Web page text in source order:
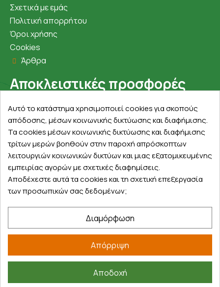
Σχετικά με εμάς
Πολιτική απορρήτου
Όροι χρήσης
Cookies
Άρθρα
Αποκλειστικές προσφορές
Εγγραφείτε με το email σας για να ενημερώνεστε
πρώτοι για προσφορές, διαγωνισμούς, εκπτωτικούς
κωδικούς και μοναδικά δώρα!
Βρείτε μας στα social
©2026farmakeioexpress.gr
Αυτό το κατάστημα χρησιμοποιεί cookies για σκοπούς
απόδοσης, μέσων κοινωνικής δικτύωσης και διαφήμισης.
Τα cookies μέσων κοινωνικής δικτύωσης και διαφήμισης
τρίτων μερών βοηθούν στην παροχή απρόσκοπτων
λειτουργιών κοινωνικών δικτύων και μιας εξατομικευμένης
εμπειρίας αγορών με σχετικές διαφημίσεις.
Αποδέχεστε αυτά τα cookies και τη σχετική επεξεργασία
των προσωπικών σας δεδομένων;
Διαμόρφωση
Απόρριψη
Αποδοχή